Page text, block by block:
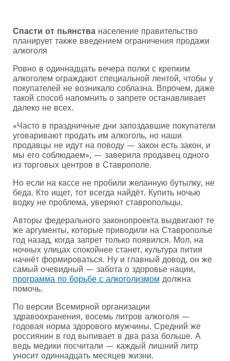
Спасти от пьянства население правительство
планирует также введением ограничения продажи
алкоголя
Ровно в одиннадцать вечера полки с крепким
алкоголем ограждают специальной лентой, чтобы у
покупателей не возникало соблазна. Впрочем, даже
такой способ напомнить о запрете останавливает
далеко не всех.
«Часто в праздничные дни запоздавшие покупатели
уговаривают продать им алкоголь, но наши
продавцы не идут на поводу — закон есть закон, и
мы его соблюдаем», — заверила продавец одного
из торговых центров в Ставрополе.
Но если на кассе не пробили желанную бутылку, не
беда. Кто ищет, тот всегда найдёт. Купить ночью
водку не проблема, уверяют ставропольцы.
Авторы федерального законопроекта выдвигают те
же аргументы, которые приводили на Ставрополье
год назад, когда запрет только появился. Мол, на
ночных улицах спокойнее станет, культура пития
начнёт формироваться. Ну и главный довод, он же
самый очевидный — забота о здоровье нации,
программа по борьбе с алкоголизмом должна
помочь.
По версии Всемирной организации
здравоохранения, восемь литров алкоголя —
годовая норма здорового мужчины. Средний же
россиянин в год выпивает в два раза больше. А
ведь медики посчитали — каждый лишний литр
уносит одиннадцать месяцев жизни.